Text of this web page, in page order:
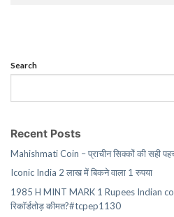
Search
Recent Posts
Mahishmati Coin – प्राचीन सिक्कों की सही
Iconic India 2 लाख में बिकने वाला 1 रुपया
1985 H MINT MARK 1 Rupees Indian
रिकॉर्डतोड़ कीमत?#tcpep1130